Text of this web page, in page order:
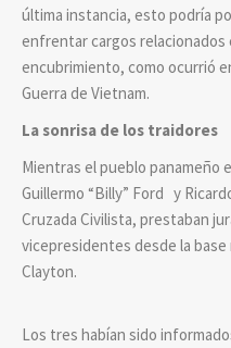
última instancia, esto podría
enfrentar cargos relacionados
encubrimiento, como ocurrió
Guerra de Vietnam.
La sonrisa de los traidores
Mientras el pueblo panameño
Guillermo “Billy” Ford y
Cruzada Civilista, prestaban
vicepresidentes desde la
Clayton.
Los tres habían sido